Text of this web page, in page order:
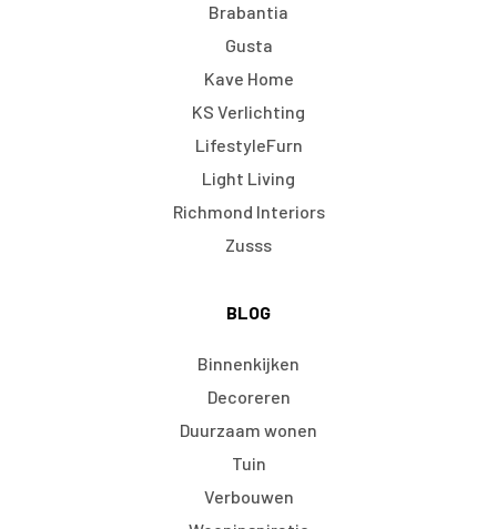
Brabantia
Gusta
Kave Home
KS Verlichting
LifestyleFurn
Light Living
Richmond Interiors
Zusss
BLOG
Binnenkijken
Decoreren
Duurzaam wonen
Tuin
Verbouwen